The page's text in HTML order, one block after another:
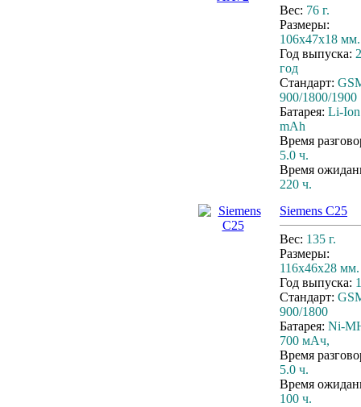
Вес: 76 г.
Размеры:
106х47х18 мм.
Год выпуска:
год
Стандарт:
900/1800/1900
Батарея: Li-
mAh
Время
5.0 ч.
Время
220 ч.
Siemens C25
Вес: 135 г.
Размеры:
116x46x28 мм.
Год выпуска:
Стандарт:
900/1800
Батарея: Ni-
700 мАч,
Время
5.0 ч.
Время
100 ч.